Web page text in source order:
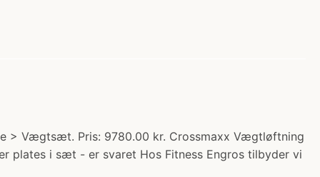
> Vægtsæt. Pris: 9780.00 kr. Crossmaxx Vægtløftning
plates i sæt - er svaret Hos Fitness Engros tilbyder vi